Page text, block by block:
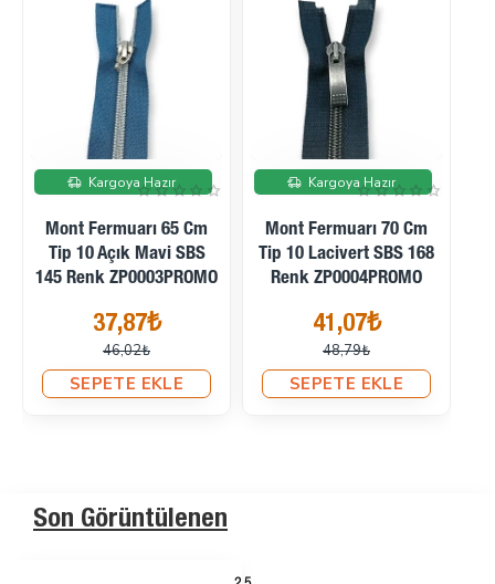
İndirimde
Kargoya Hazır
20 Cm Mont Cep
Fermuarı Tip 10 Lacivert
SBS 168 Renk Kapalı
15,40₺
17,74₺
SEPETE EKLE
İndirimde
Kargoya Hazır
18 Cm Mont Cep
Fermuarı Tip 10 Lacivert
SBS 168 Renk Kapalı
15,40₺
17,74₺
SEPETE EKLE
Son Görüntülenen